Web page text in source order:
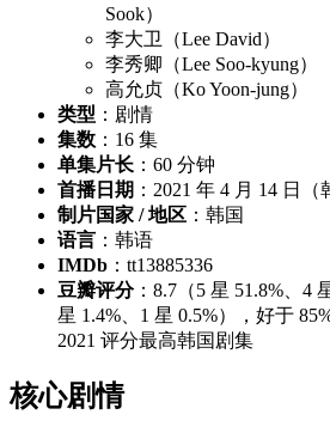
Sook）
李大卫（Lee David）
李秀卿（Lee Soo-kyung）
高允贞（Ko Yoon-jung）
类型 ：剧情
集数 ：16 集
单集片长 ：60 分钟
首播日期 ：2021 年 4 月 14 日（
制片国家 / 地区 ：韩国
语言 ：韩语
IMDb ：tt13885336
豆瓣评分：8.7（5 星 51.8%、4
星 1.4%、1 星 0.5%），好于
2021 评分最高韩国剧集
核心剧情